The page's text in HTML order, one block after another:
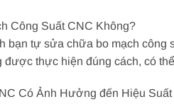
Công Suất CNC Không?
bạn tự sửa chữa bo mạch
thực hiện đúng cách, có
Có Ảnh Hưởng đến Hiệu